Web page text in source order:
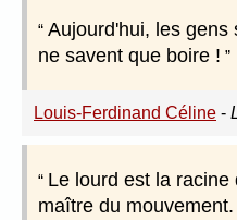
Aujourd'hui, les gens
ne savent que boire !
Louis-Ferdinand Céline -
Le lourd est la
maître du mouvement.